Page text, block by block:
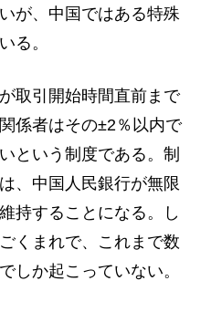
が、中国ではある特殊
る。
取引開始時間直前まで
係者はその±2％以内で
という制度である。制
、中国人民銀行が無限
持することになる。し
くまれで、これまで数
しか起こっていない。